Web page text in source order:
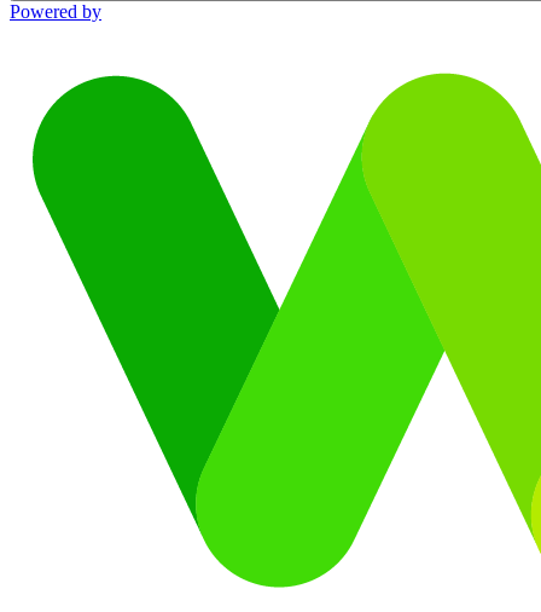
Powered by